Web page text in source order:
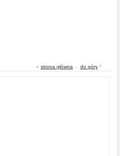
« strona główna - do góry ^